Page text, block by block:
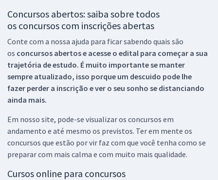
Concursos abertos: saiba sobre todos
os concursos com inscrições abertas
Conte com a nossa ajuda para ficar sabendo quais são
os concursos abertos e acesse o edital para começar a sua
trajetória de estudo. É muito importante se manter
sempre atualizado, isso porque um descuido pode lhe
fazer perder a inscrição e ver o seu sonho se distanciando
ainda mais.
Em nosso site, pode-se visualizar os concursos em
andamento e até mesmo os previstos. Ter em mente os
concursos que estão por vir faz com que você tenha como se
preparar com mais calma e com muito mais qualidade.
Cursos online para concursos